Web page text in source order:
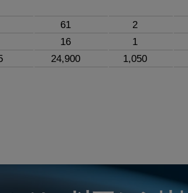
61 2
16 1
24,900 1,050